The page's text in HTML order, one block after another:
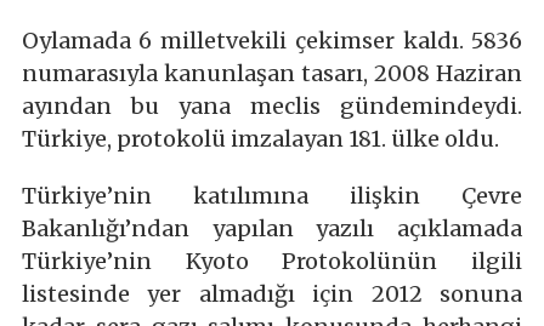
Oylamada 6 milletvekili çekimser kaldı. 5836
numarasıyla kanunlaşan tasarı, 2008 Haziran
ayından bu yana meclis gündemindeydi.
Türkiye, protokolü imzalayan 181. ülke oldu.
Türkiye’nin katılımına ilişkin Çevre
Bakanlığı’ndan yapılan yazılı açıklamada
Türkiye’nin Kyoto Protokolünün ilgili
listesinde yer almadığı için 2012 sonuna